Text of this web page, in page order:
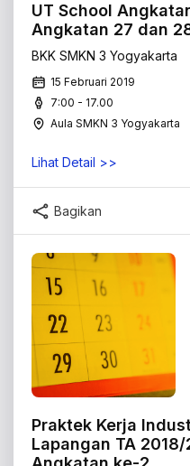
UT School
Angkatan 27 dan
BKK SMKN 3 Yogyakarta
15 Februari 2019
7:00 - 17.00
Aula SMKN 3 Yogyakarta
Lihat Detail >>
Bagikan
Praktek Kerja
Lapangan TA 2018/